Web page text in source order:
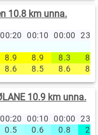
10.8 km unna.
00:20 00:10 00:00
8.9 8.9 8.3
8.3
8.6 8.5 8.6 8.5
10.9 km unna.
00:20 00:10 00:00
0.5 0.6 0.8
2.1